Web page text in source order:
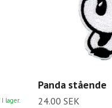
I lager.
Panda stående
24.00 SEK